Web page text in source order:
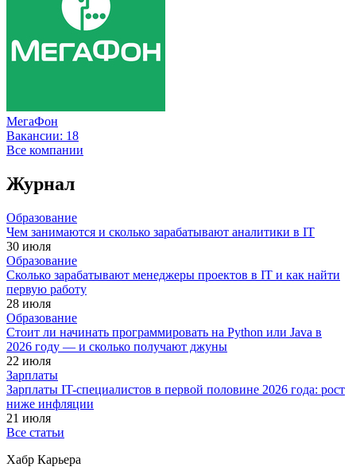
МегаФон
Вакансии: 18
Все компании
Журнал
Образование
Чем занимаются и сколько зарабатывают аналитики в IT
30 июля
Образование
Сколько зарабатывают менеджеры проектов в IT и как найти
первую работу
28 июля
Образование
Стоит ли начинать программировать на Python или Java в
2026 году — и сколько получают джуны
22 июля
Зарплаты
Зарплаты IT-специалистов в первой половине 2026 года: рост
ниже инфляции
21 июля
Все статьи
Хабр Карьера